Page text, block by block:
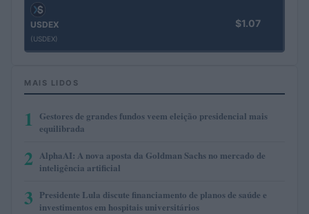
USDEX
(USDEX)
$1.07
MAIS LIDOS
1
Gestores de grandes fundos veem eleição presidencial mais
equilibrada
2 AlphaAI: A nova aposta da Goldman Sachs no mercado de
inteligência artificial
3 Presidente Lula discute financiamento de planos de saúde e
investimentos em hospitais universitários